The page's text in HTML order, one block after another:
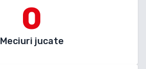
0
Meciuri jucate